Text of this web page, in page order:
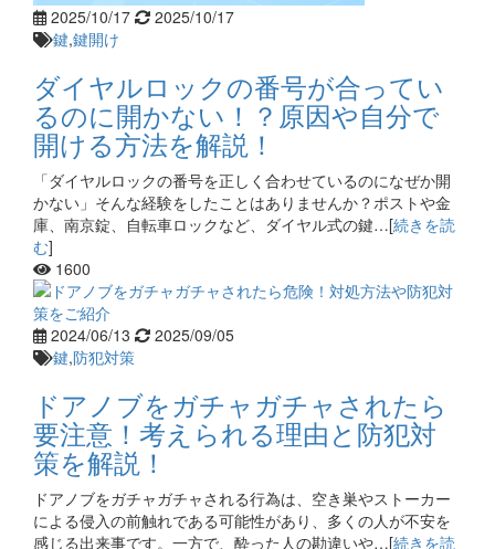
2025/10/17
2025/10/17
鍵,鍵開け
ダイヤルロックの番号が合ってい
るのに開かない！？原因や自分で
開ける方法を解説！
「ダイヤルロックの番号を正しく合わせているのになぜか開
かない」そんな経験をしたことはありませんか？ポストや金
庫、南京錠、自転車ロックなど、ダイヤル式の鍵…[続きを読
む]
1600
2024/06/13
2025/09/05
鍵,防犯対策
ドアノブをガチャガチャされたら
要注意！考えられる理由と防犯対
策を解説！
ドアノブをガチャガチャされる行為は、空き巣やストーカー
による侵入の前触れである可能性があり、多くの人が不安を
感じる出来事です。一方で、酔った人の勘違いや…[続きを読